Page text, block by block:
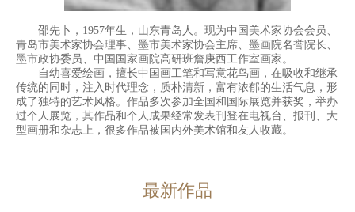
邵先卜，1957年生，山东青岛人。现为中国美术家协会会员、
青岛市美术家协会理事、墨市美术家协会主席、墨画院名誉院长、
墨市政协委员、中国国家画院高研班詹庚西工作室画家。
自幼喜爱绘画，擅长中国画工笔和写意花鸟画，在吸收和继承
传统的同时，注入时代理念，质朴清新，富有浓郁的生活气息，形
成了独特的艺术风格。作品多次参加全国和国际展览并获奖，举办
过个人展览，其作品和个人成果经常发表刊登在电视台、报刊、大
型画册和杂志上，很多作品被国内外美术馆和友人收藏。
最新作品